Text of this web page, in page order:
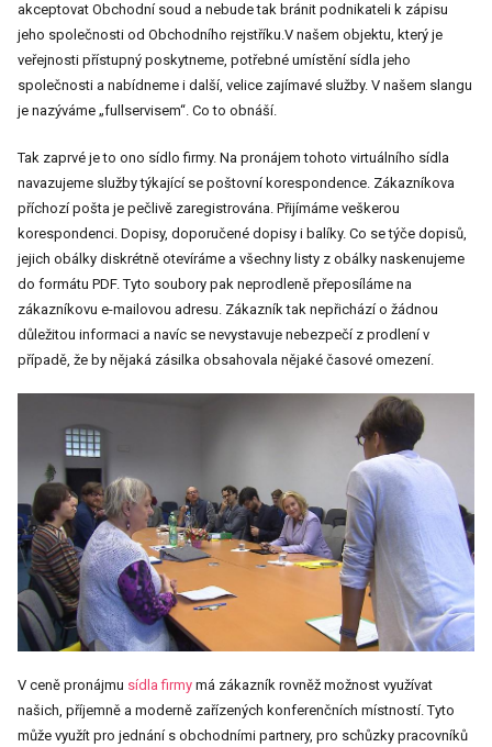
akceptovat Obchodní soud a nebude tak bránit podnikateli k zápisu
jeho společnosti od Obchodního rejstříku.V našem objektu, který je
veřejnosti přístupný poskytneme, potřebné umístění sídla jeho
společnosti a nabídneme i další, velice zajímavé služby. V našem slangu
je nazýváme „fullservisem“. Co to obnáší.
Tak zaprvé je to ono sídlo firmy. Na pronájem tohoto virtuálního sídla
navazujeme služby týkající se poštovní korespondence. Zákazníkova
příchozí pošta je pečlivě zaregistrována. Přijímáme veškerou
korespondenci. Dopisy, doporučené dopisy i balíky. Co se týče dopisů,
jejich obálky diskrétně otevíráme a všechny listy z obálky naskenujeme
do formátu PDF. Tyto soubory pak neprodleně přeposíláme na
zákazníkovu e-mailovou adresu. Zákazník tak nepřichází o žádnou
důležitou informaci a navíc se nevystavuje nebezpečí z prodlení v
případě, že by nějaká zásilka obsahovala nějaké časové omezení.
V ceně pronájmu sídla firmymá zákazník rovněž možnost využívat
našich, příjemně a moderně zařízených konferenčních místností. Tyto
může využít pro jednání s obchodními partnery, pro schůzky pracovníků